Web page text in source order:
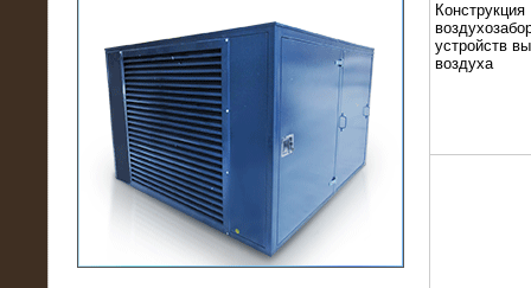
17.10.2016
Резистивный высоковольтный
нагрузочный модуль 5 МВт
(напряжение 6/10 кВ)
Конструкция
устройств
воздуха